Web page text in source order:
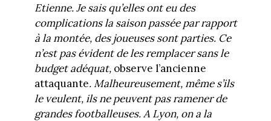
Etienne. Je sais qu’elles ont eu des
complications la saison passée par rapport
à la montée, des joueuses sont parties. Ce
n’est pas évident de les remplacer sans le
budget adéquat,observe l’ancienne
attaquante. Malheureusement, même s’ils
le veulent, ils ne peuvent pas ramener de
grandes footballeuses. A Lyon, on a la